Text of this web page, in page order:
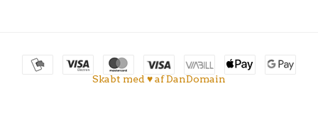
Skabt med ♥ af DanDomain